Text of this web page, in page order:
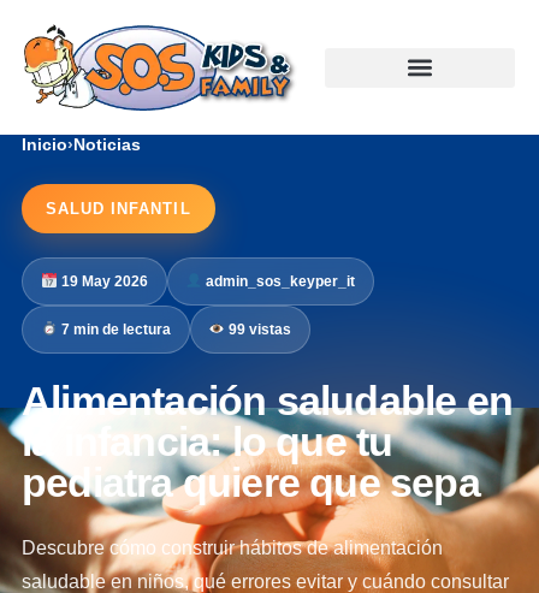
Inicio›Noticias
SALUD INFANTIL
19 May 2026 admin_sos_keyper_it
7 min de lectura 99 vistas
Alimentación saludable en
la infancia: lo que tu
pediatra quiere que sepa
Descubre cómo construir hábitos de alimentación
saludable en niños, qué errores evitar y cuándo consultar